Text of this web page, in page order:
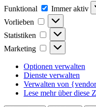
Funktional Funktional
Immer aktiv
Vorlieben
Vorlieben
Statistiken Statistiken
Marketing Marketing
Optionen verwalten
Dienste verwalten
Verwalten von
Lese mehr über diese